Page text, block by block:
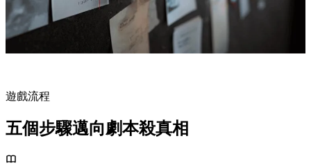
遊戲流程
五個步驟邁向劇本殺真相